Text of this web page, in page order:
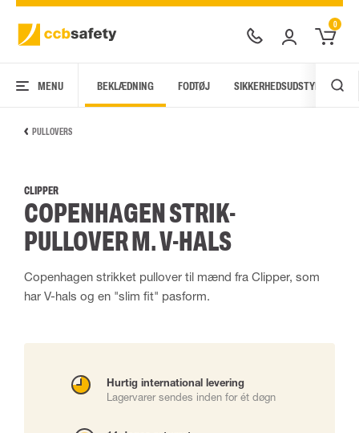
0
MENU BEKLÆDNING FODTØJ SIKKERHEDSUDSTYR
PULLOVERS
CLIPPER
COPENHAGEN STRIK-
PULLOVER M. V-HALS
Copenhagen strikket pullover til mænd fra Clipper, som
har V-hals og en "slim fit" pasform.
Hurtig international levering
Lagervarer sendes inden for ét døgn